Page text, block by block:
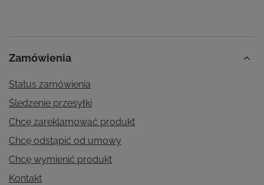
Zamówienia
Status zamówienia
Śledzenie przesyłki
Chcę zareklamować produkt
Chcę odstąpić od umowy
Chcę wymienić produkt
Kontakt